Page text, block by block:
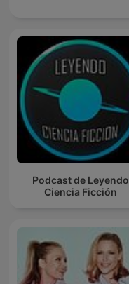
Podcast de Leyendo
Ciencia Ficción